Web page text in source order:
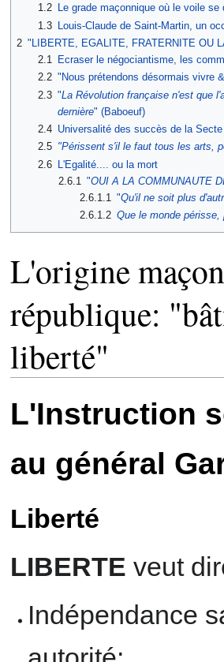
1.2
Le grade maçonnique où le voile
1.3
Louis-Claude de Saint-Martin, un
2 "LIBERTE, EGALITE, FRATERNITE OU
2.1
Ecraser le négociantisme, les
2.2 "Nous prétendons désormais vivre
2.3 "La Révolution française n'est que
dernière" (Baboeuf)
2.4 Universalité des succès de la
2.5 "Périssent s'il le faut tous les arts,
2.6 L'Egalité.... ou la mort
2.6.1
"OUI A LA COMMUNAUTE
2.6.1.1 "Qu'il ne soit plus
2.6.1.2 Que le monde
L'origine
république:
liberté"
L'Instruction
au général
Liberté
LIBERTE veut
Indépendance